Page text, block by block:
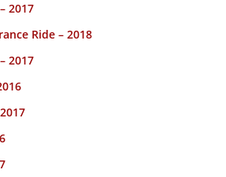
2017
Ride – 2018
2017